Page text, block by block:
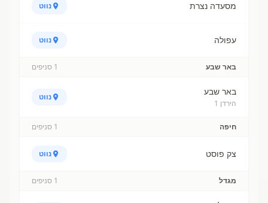
מסעדה נצרת נווט
עפולה נווט
באר שבע 1 סניפים
באר שבע
הירדן 1
נווט
חיפה 1 סניפים
צק פוסט נווט
מגדל 1 סניפים